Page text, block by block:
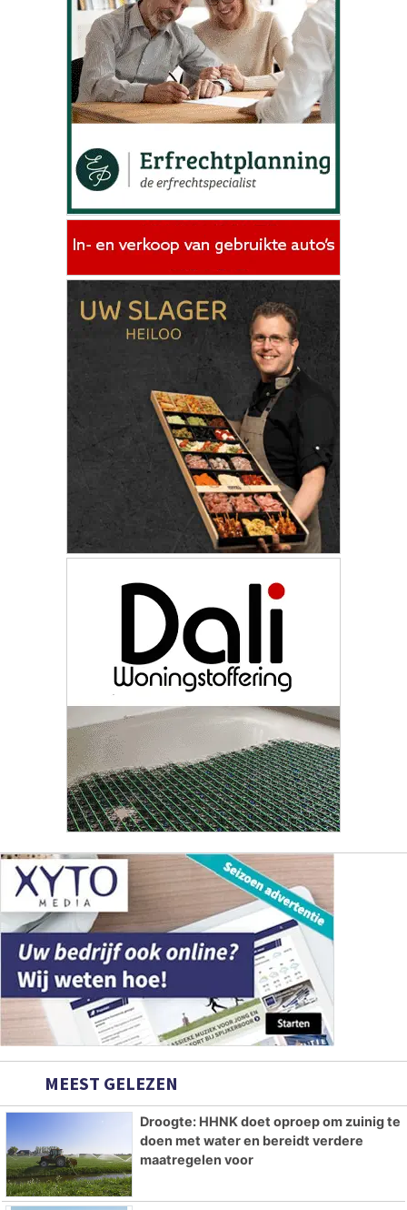
MEEST GELEZEN
Droogte: HHNK doet oproep om zuinig te
doen met water en bereidt verdere
maatregelen voor